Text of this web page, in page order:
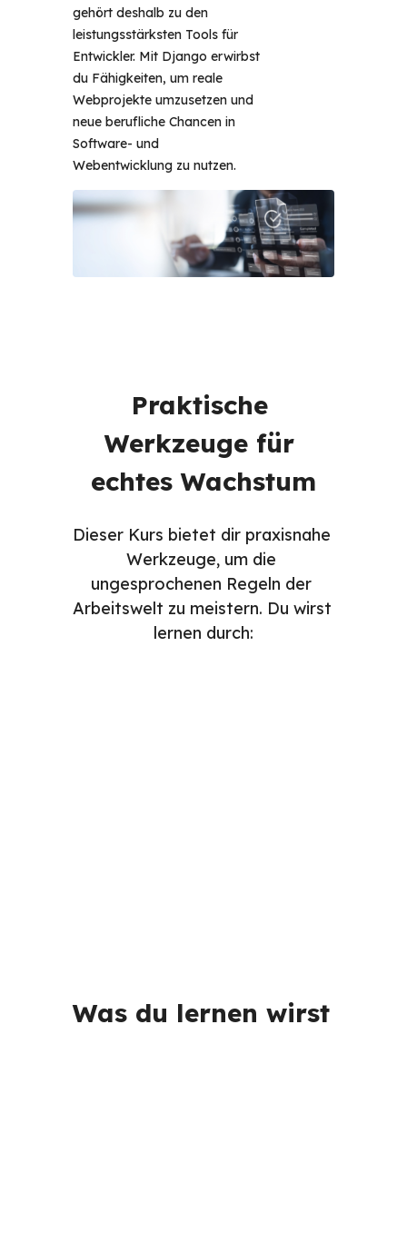
gehört deshalb zu den
leistungsstärksten Tools für
Entwickler. Mit Django erwirbst
du Fähigkeiten, um reale
Webprojekte umzusetzen und
neue berufliche Chancen in
Software- und
Webentwicklung zu nutzen.
Praktische
Werkzeuge für
echtes Wachstum
Dieser Kurs bietet dir praxisnahe
Werkzeuge, um die
ungesprochenen Regeln der
Arbeitswelt zu meistern. Du wirst
lernen durch: